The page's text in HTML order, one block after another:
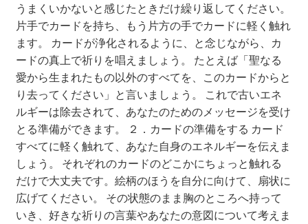
アプリ起動時登録お願い画面１
アプリ起動時登録お願い画面２
お問い合せ
お問い合せ_WEB用
お問い合わせ完了
ご案内用ページ
うまくいかないと感じたときだけ繰り返してください。
片手でカードを持ち、もう片方の手でカードに軽く触れ
ます。 カードが浄化されるように、と念じながら、カ
ードの真上で祈りを唱えましょう。 たとえば「聖なる
愛から生まれたもの以外のすべてを、このカードからと
り去ってください」と言いましょう。 これで古いエネ
ルギーは除去されて、あなたのためのメッセージを受け
とる準備ができます。 ２．カードの準備をする カード
すべてに軽く触れて、あなた自身のエネルギーを伝えま
しょう。 それぞれのカードのどこかにちょっと触れる
だけで大丈夫です。絵柄のほうを自分に向けて、扇状に
広げてください。 その状態のまま胸のところへ持って
いき、好きな祈りの言葉やあなたの意図について考えま